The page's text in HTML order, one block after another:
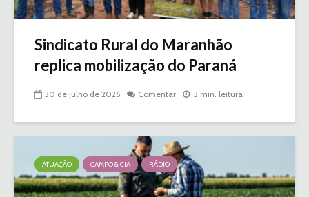
Sindicato Rural do Maranhão
replica mobilização do Paraná
30 de julho de 2026 Comentar 3 min. leitura
ATUAÇÃO CAMPO & CIA RÁDIO